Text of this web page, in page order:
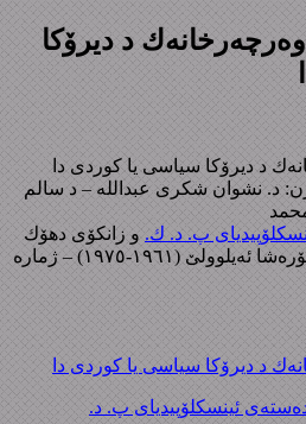
د دیرۆكا
د دیرۆكا سیاسی یا كوردی دا
د. نشوان شکری عبدالله – د سالم
پ. د. ك. و زانکۆی دهۆك
زنجیرە پەرتوکێن ٦٠ سالیا شۆرەشا ئەیلوولێ (١٩٦١-١٩٧٥) – ژمارە
د دیرۆكا سیاسی یا كوردی دا
ئینسکلۆپیدیای پ. د.